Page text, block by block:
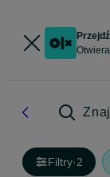
Filtry·2